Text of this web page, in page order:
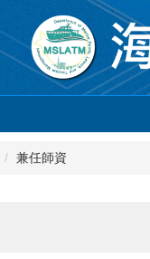
兼任師資